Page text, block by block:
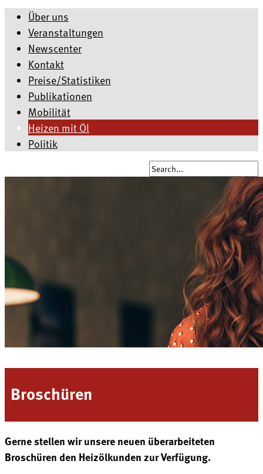
Über uns
Veranstaltungen
Newscenter
Kontakt
Preise/Statistiken
Publikationen
Mobilität
Heizen mit Öl
Politik
Broschüren
Gerne stellen wir unsere neuen überarbeiteten
Broschüren den Heizölkunden zur Verfügung.